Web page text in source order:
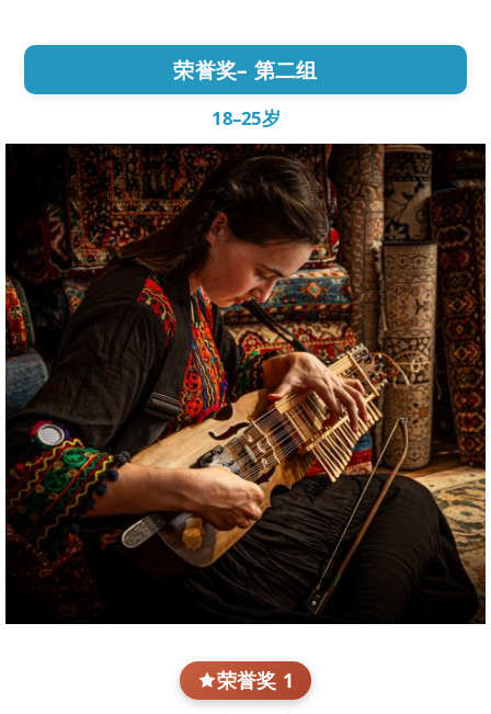
荣誉奖– 第二组
18–25岁
荣誉奖 1